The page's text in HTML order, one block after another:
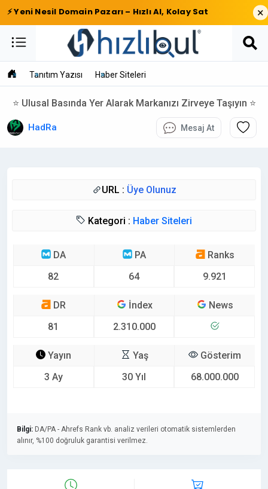
⚡ Yeni Nesil Domain Pazarı – Hızlı Al, Kolay Sat ×
Tanıtım Yazısı Haber Siteleri
⭐ Ulusal Basında Yer Alarak Markanızı Zirveye Taşıyın ⭐
HadRa Mesaj At
URL : Üye Olunuz
Kategori : Haber Siteleri
DA
82
PA
64
Ranks
9.921
DR
81
İndex
2.310.000
News
Yayın
3 Ay
Yaş
30 Yıl
Gösterim
68.000.000
Bilgi: DA/PA - Ahrefs Rank vb. analiz verileri otomatik sistemlerden
alınır, %100 doğruluk garantisi verilmez.